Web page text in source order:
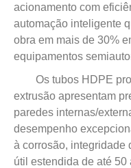
acionamento com
automação inteligente
obra em mais de 30%
equipamentos
Os tubos HDPE
extrusão apresentam
paredes internas/
desempenho
à corrosão, integridade
útil estendida de até